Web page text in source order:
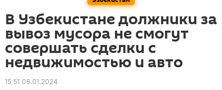
В Узбекистане должники за
вывоз мусора не смогут
совершать сделки с
недвижимостью и авто
15:51 08.01.2024